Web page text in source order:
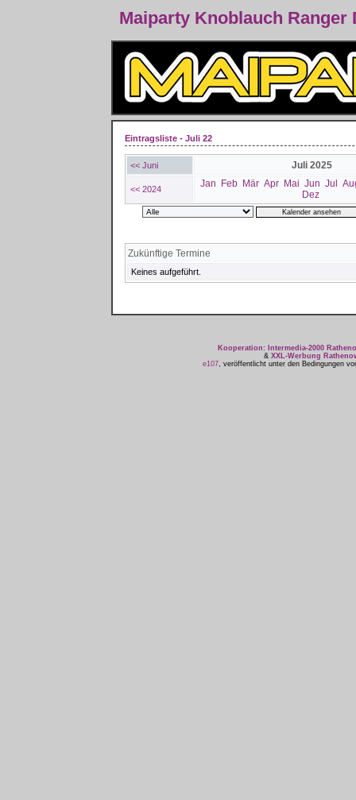
Maiparty Knoblauch Ranger
Eintragsliste - Juli 22
<< Juni Juli 2025
<< 2024 Jan Feb Mär Apr Mai Jun Jul
Dez
Zukünftige Termine
Keines aufgeführt.
Kooperation: Intermedia-2000
& XXL-Werbung
e107, veröffentlicht unter den Bedingungen